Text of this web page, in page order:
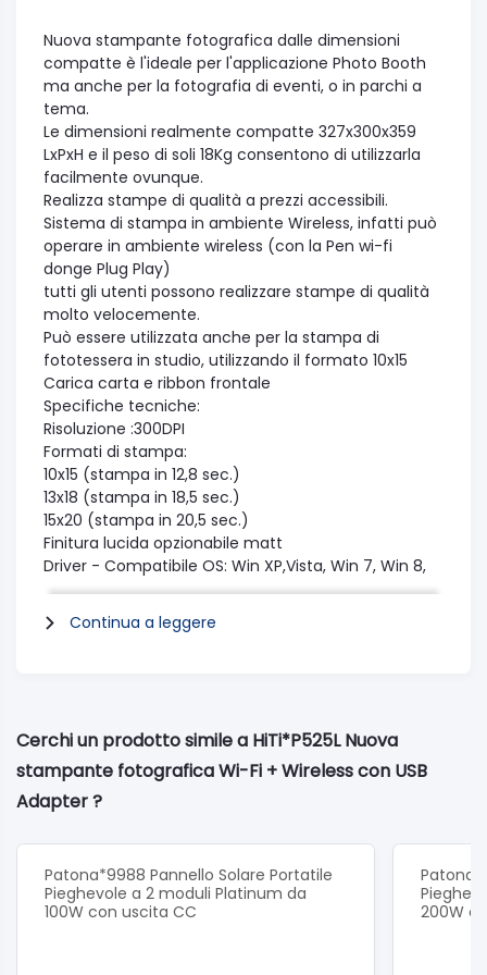
Nuova stampante fotografica dalle dimensioni
compatte è l'ideale per l'applicazione Photo Booth
ma anche per la fotografia di eventi, o in parchi a
tema.
Le dimensioni realmente compatte 327x300x359
LxPxH e il peso di soli 18Kg consentono di utilizzarla
facilmente ovunque.
Realizza stampe di qualità a prezzi accessibili.
Sistema di stampa in ambiente Wireless, infatti può
operare in ambiente wireless (con la Pen wi-fi
donge Plug Play)
tutti gli utenti possono realizzare stampe di qualità
molto velocemente.
Può essere utilizzata anche per la stampa di
fototessera in studio, utilizzando il formato 10x15
Carica carta e ribbon frontale
Specifiche tecniche:
Risoluzione :300DPI
Formati di stampa:
10x15 (stampa in 12,8 sec.)
13x18 (stampa in 18,5 sec.)
15x20 (stampa in 20,5 sec.)
Finitura lucida opzionabile matt
Driver - Compatibile OS: Win XP,Vista, Win 7, Win 8,
Win 10,
Mac Os X v10.6 or above
Interfaccia :USB 2.0
Continua a leggere
Cerchi un prodotto simile a HiTi*P525L Nuova
stampante fotografica Wi-Fi + Wireless con USB
Adapter ?
Patona*9988 Pannello Solare Portatile
Pieghevole a 2 moduli Platinum da
100W con uscita CC
200W